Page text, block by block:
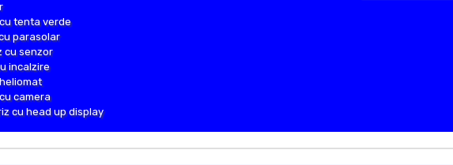
tenta verde
parasolar
cu senzor
incalzire
camera
cu head up display